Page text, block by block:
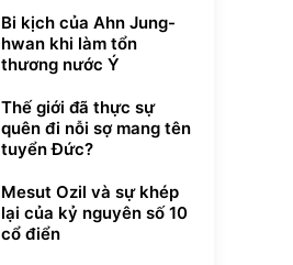
Bi kịch của Ahn Jung-
hwan khi làm tổn
thương nước Ý
Thế giới đã thực sự
quên đi nỗi sợ mang tên
tuyển Đức?
Mesut Ozil và sự khép
lại của kỷ nguyên số 10
cổ điển